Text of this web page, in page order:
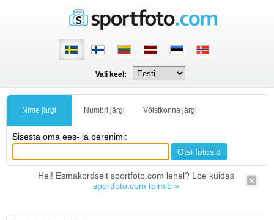
Vali keel:
Nime järgi Numbri järgi Võistkonna järgi
Sisesta oma ees- ja perenimi:
Hei! Esmakordselt sportfoto.com lehel? Loe kuidas
sportfoto.com toimib »